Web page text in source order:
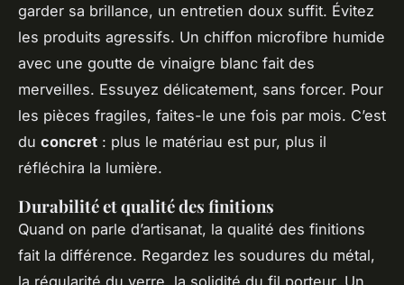
garder sa brillance, un entretien doux suffit. Évitez
les produits agressifs. Un chiffon microfibre humide
avec une goutte de vinaigre blanc fait des
merveilles. Essuyez délicatement, sans forcer. Pour
les pièces fragiles, faites-le une fois par mois. C’est
du concret : plus le matériau est pur, plus il
réfléchira la lumière.
Durabilité et qualité des finitions
Quand on parle d’artisanat, la qualité des finitions
fait la différence. Regardez les soudures du métal,
la régularité du verre, la solidité du fil porteur. Un